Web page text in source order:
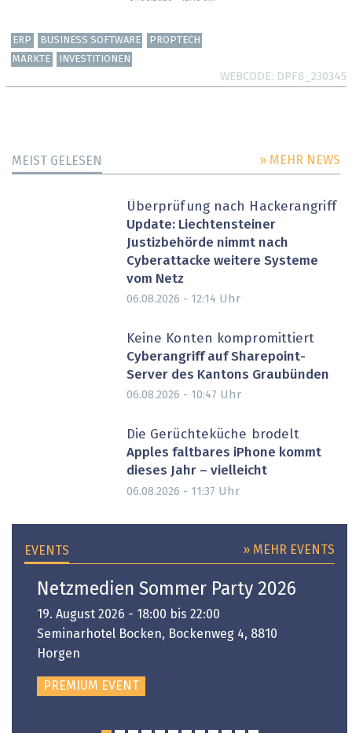
ERP BUSINESS SOFTWARE
PROPTECH
MÄRKTE
INVESTITIONEN
WEBCODE DPF8_230345
MEIST GELESEN » MEHR NEWS
Überprüfung nach Hackerangriff
Update: Liechtensteiner
Justizbehörde nimmt nach
Cyberattacke weitere Systeme
vom Netz
06.08.2026 - 12:14 Uhr
Keine Konten kompromittiert
Cyberangriff auf Sharepoint-
Server des Kantons Graubünden
06.08.2026 - 10:47 Uhr
Die Gerüchteküche brodelt
Apples faltbares iPhone kommt
dieses Jahr – vielleicht
06.08.2026 - 11:37 Uhr
EVENTS » MEHR EVENTS
Netzmedien Sommer Party 2026
19. August 2026 - 18:00 bis 22:00
Seminarhotel Bocken, Bockenweg 4, 8810
Horgen
PREMIUM EVENT